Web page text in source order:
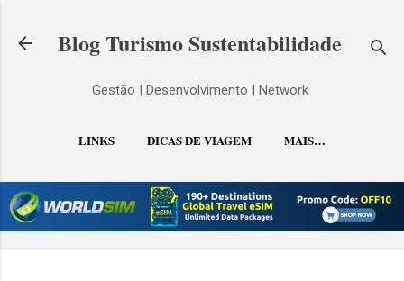
Blog Turismo Sustentabilidade
Gestão | Desenvolvimento | Network
LINKS DICAS DE VIAGEM MAIS…
CONTATO